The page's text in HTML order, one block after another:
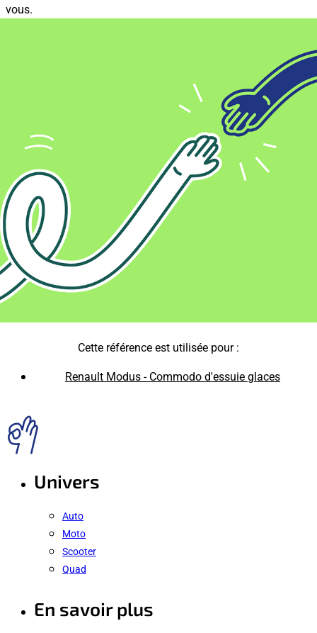
vous.
Cette référence est utilisée pour :
Renault Modus - Commodo d'essuie glaces
Univers
Auto
Moto
Scooter
Quad
En savoir plus